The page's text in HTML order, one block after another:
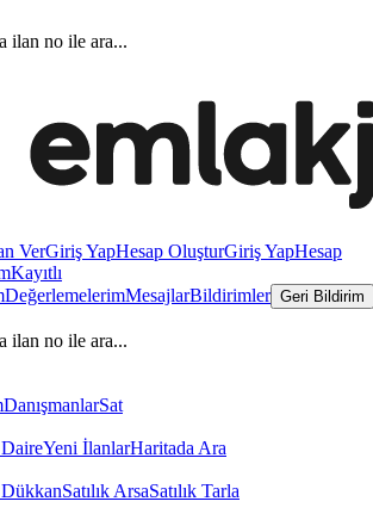
ilan no ile ara...
VerGiriş YapHesap OluşturGiriş YapHesap
Kayıtlı
DeğerlemelerimMesajlarBildirimler Geri Bildirim
ilan no ile ara...
DanışmanlarSat
DaireYeni İlanlarHaritada Ara
DükkanSatılık ArsaSatılık Tarla